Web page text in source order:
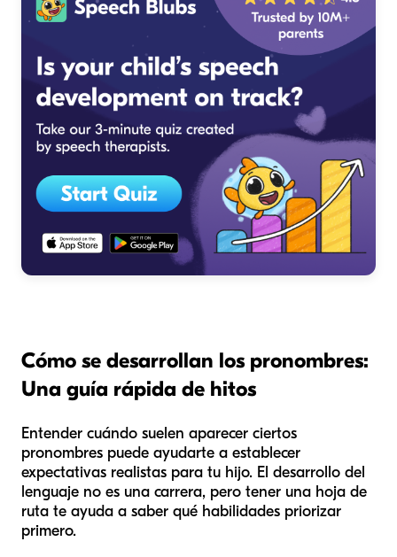
Cómo se desarrollan los pronombres:
Una guía rápida de hitos
Entender cuándo suelen aparecer ciertos
pronombres puede ayudarte a establecer
expectativas realistas para tu hijo. El desarrollo del
lenguaje no es una carrera, pero tener una hoja de
ruta te ayuda a saber qué habilidades priorizar
primero.